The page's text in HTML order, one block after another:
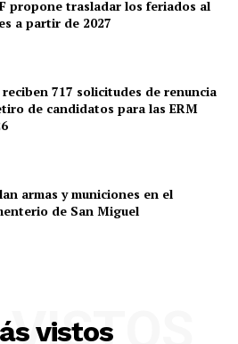
propone trasladar los feriados al
a partir de 2027
reciben 717 solicitudes de renuncia
de candidatos para las ERM
armas y municiones en el
de San Miguel
vistos